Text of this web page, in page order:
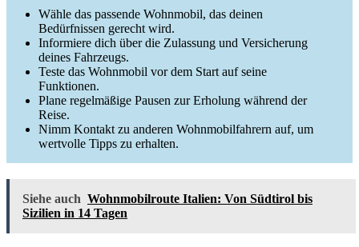
Wähle das passende Wohnmobil, das deinen
Bedürfnissen gerecht wird.
Informiere dich über die Zulassung und Versicherung
deines Fahrzeugs.
Teste das Wohnmobil vor dem Start auf seine
Funktionen.
Plane regelmäßige Pausen zur Erholung während der
Reise.
Nimm Kontakt zu anderen Wohnmobilfahrern auf, um
wertvolle Tipps zu erhalten.
Siehe auch Wohnmobilroute Italien: Von Südtirol bis
Sizilien in 14 Tagen